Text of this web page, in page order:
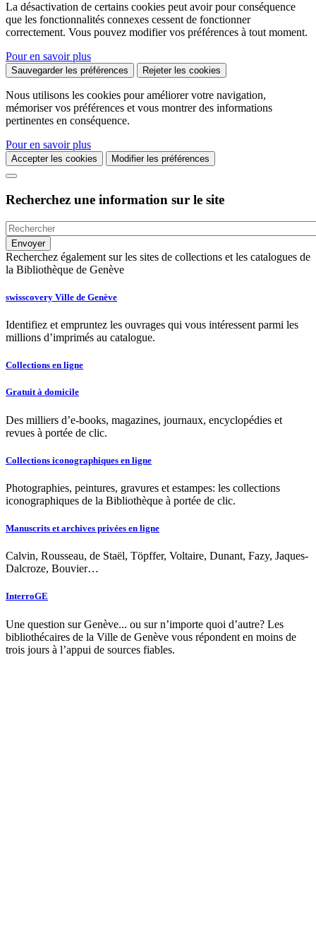
La désactivation de certains cookies peut avoir pour conséquence
que les fonctionnalités connexes cessent de fonctionner
correctement. Vous pouvez modifier vos préférences à tout moment.
Pour en savoir plus
Sauvegarder les préférences Rejeter les cookies
Nous utilisons les cookies pour améliorer votre navigation,
mémoriser vos préférences et vous montrer des informations
pertinentes en conséquence.
Pour en savoir plus
Accepter les cookies Modifier les préférences
Recherchez une information sur le site
Recherchez également sur les sites de collections et les catalogues de
la Bibliothèque de Genève
swisscovery Ville de Genève
Identifiez et empruntez les ouvrages qui vous intéressent parmi les
millions d’imprimés au catalogue.
Collections en ligne
Gratuit à domicile
Des milliers d’e-books, magazines, journaux, encyclopédies et
revues à portée de clic.
Collections iconographiques en ligne
Photographies, peintures, gravures et estampes: les collections
iconographiques de la Bibliothèque à portée de clic.
Manuscrits et archives privées en ligne
Calvin, Rousseau, de Staël, Töpffer, Voltaire, Dunant, Fazy, Jaques-
Dalcroze, Bouvier…
InterroGE
Une question sur Genève... ou sur n’importe quoi d’autre? Les
bibliothécaires de la Ville de Genève vous répondent en moins de
trois jours à l’appui de sources fiables.